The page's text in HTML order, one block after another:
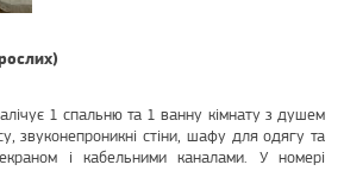
1 спальню та 1 ванну кімнату з душем
звуконепроникні стіни, шафу для одягу та
і кабельними каналами. У номері